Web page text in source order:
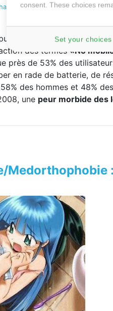
archive/2014/05/07/
a été validée
des termes «No
près de 53% des
en rade de batterie, de
des hommes et 48%
une peur morbide des
consent. These choices
Set your choices